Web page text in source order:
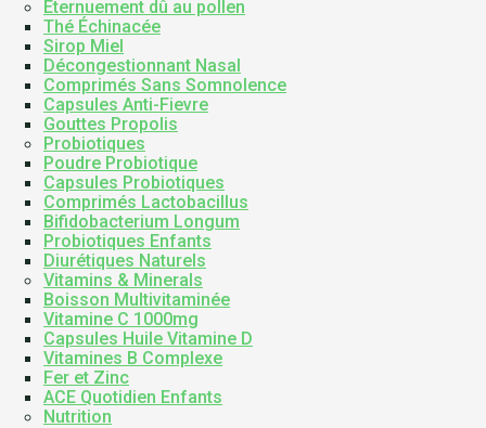
Éternuement dû au pollen
Thé Échinacée
Sirop Miel
Décongestionnant Nasal
Comprimés Sans Somnolence
Capsules Anti-Fievre
Gouttes Propolis
Probiotiques
Poudre Probiotique
Capsules Probiotiques
Comprimés Lactobacillus
Bifidobacterium Longum
Probiotiques Enfants
Diurétiques Naturels
Vitamins & Minerals
Boisson Multivitaminée
Vitamine C 1000mg
Capsules Huile Vitamine D
Vitamines B Complexe
Fer et Zinc
ACE Quotidien Enfants
Nutrition